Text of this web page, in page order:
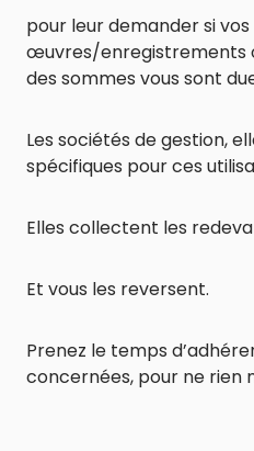
pour leur demander si vos
œuvres/enregistrements
des sommes vous sont
Les sociétés de gestion,
spécifiques pour ces
Elles collectent les
Et vous les reversent.
Prenez le temps
concernées, pour ne rien